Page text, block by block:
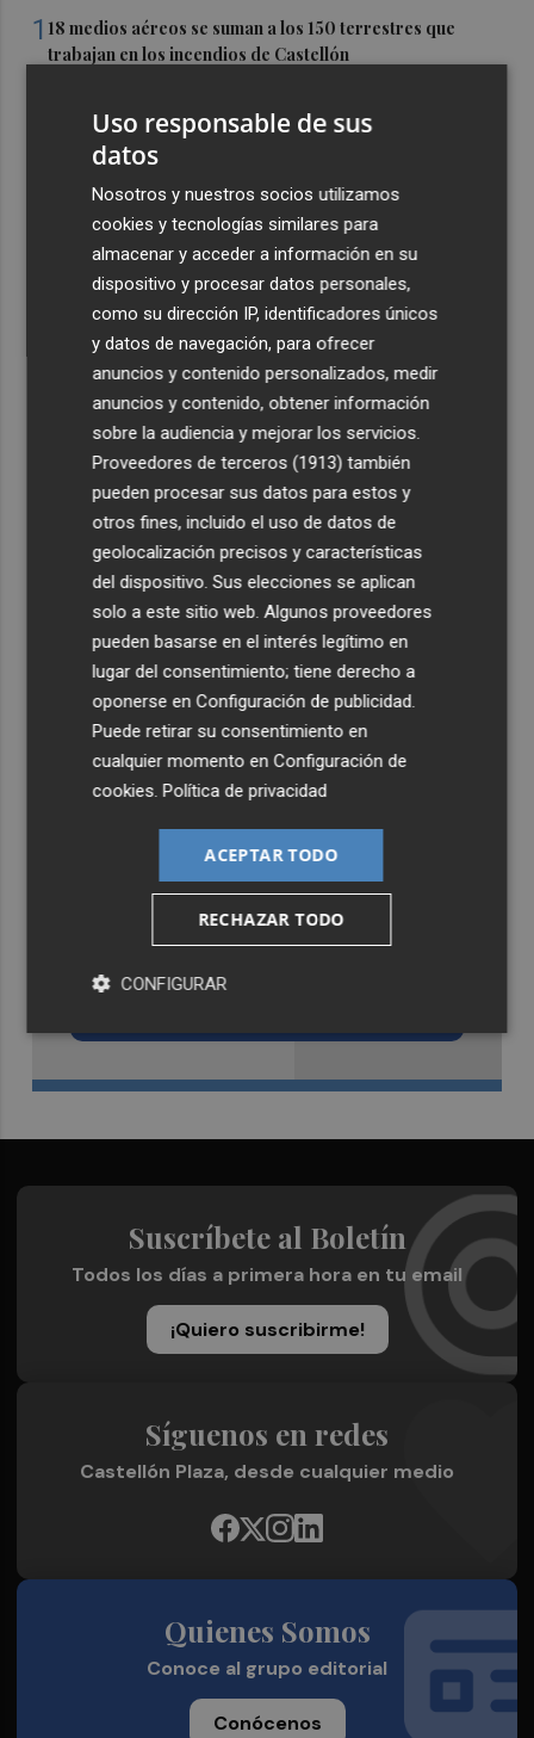
1 18 medios aéreos se suman a los 150 terrestres que
trabajan en los incendios de Castellón
provoquen incendios
Los premios Pencho Cros reconocen a grandes
referentes del flamenco en el Cante de las Minas
El pregón de Festes d'Elx 2026, con Josan, en imágenes
Emergencias activa la situación 2 del PEIF y confina
Sierra Engarcerán por el humo del incendio forestal
Recibe toda la actualidad de
Castellón Plaza en tu correo
Suscríbete al Boletín
Todos los días a primera hora en tu email
¡Quiero suscribirme!
Síguenos en redes
Castellón Plaza, desde cualquier medio
Quienes Somos
Conoce al grupo editorial
Conócenos
Uso responsable de sus
datos
Nosotros y nuestros socios utilizamos
cookies y tecnologías similares para
almacenar y acceder a información en su
dispositivo y procesar datos personales,
como su dirección IP, identificadores únicos
y datos de navegación, para ofrecer
anuncios y contenido personalizados, medir
anuncios y contenido, obtener información
sobre la audiencia y mejorar los servicios.
Proveedores de terceros (1913) también
pueden procesar sus datos para estos y
otros fines, incluido el uso de datos de
geolocalización precisos y características
del dispositivo. Sus elecciones se aplican
solo a este sitio web. Algunos proveedores
pueden basarse en el interés legítimo en
lugar del consentimiento; tiene derecho a
oponerse enConfiguración de publicidad.
Puede retirar su consentimiento en
cualquier momento enConfiguración de
cookies.Política de privacidad
ACEPTAR TODO
RECHAZAR TODO
CONFIGURAR